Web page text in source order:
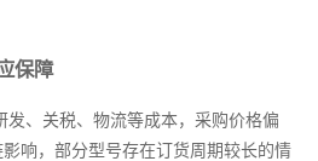
保障
发、关税、物流等成本，采购价格偏
响，部分型号存在订货周期较长的情